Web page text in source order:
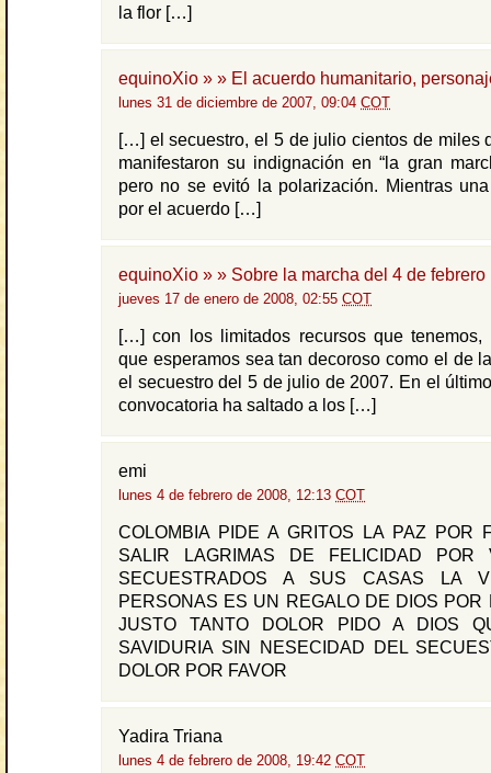
la flor […]
equinoXio » » El acuerdo humanitario,
lunes 31 de diciembre de 2007, 09:04 COT
[…] el secuestro, el 5 de julio cientos de miles
manifestaron su indignación en “la gran
pero no se evitó la polarización. Mientras
por el acuerdo […]
equinoXio » » Sobre la marcha del 4 de febrero
jueves 17 de enero de 2008, 02:55 COT
[…] con los limitados recursos que tenemos,
que esperamos sea tan decoroso como el de
el secuestro del 5 de julio de 2007. En el
convocatoria ha saltado a los […]
emi
lunes 4 de febrero de 2008, 12:13 COT
COLOMBIA PIDE A GRITOS LA PAZ POR
SALIR LAGRIMAS DE FELICIDAD POR
SECUESTRADOS A SUS CASAS LA
PERSONAS ES UN REGALO DE DIOS POR
JUSTO TANTO DOLOR PIDO A DIOS
SAVIDURIA SIN NESECIDAD DEL
DOLOR POR FAVOR
Yadira Triana
lunes 4 de febrero de 2008, 19:42 COT